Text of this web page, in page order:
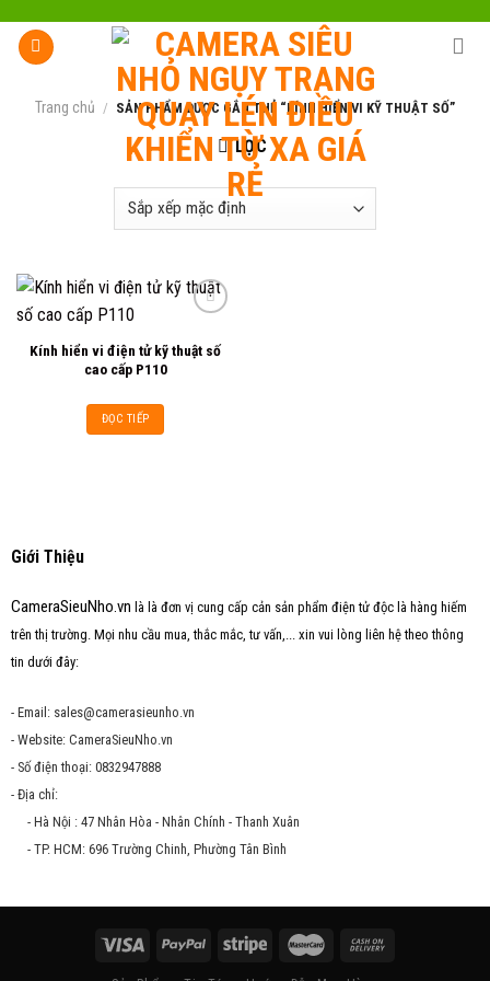
content
Trang chủ / SẢN PHẨM ĐƯỢC GẮN THẺ “KÍNH HIỂN VI KỸ THUẬT SỐ”
LỌC
Kính hiển vi điện tử kỹ thuật số
cao cấp P110
ĐỌC TIẾP
Giới Thiệu
CameraSieuNho.vn là là đơn vị cung cấp cản sản phẩm điện tử độc là hàng hiếm
trên thị trường. Mọi nhu cầu mua, thắc mắc, tư vấn,... xin vui lòng liên hệ theo thông
tin dưới đây:
- Email: sales@camerasieunho.vn
- Website: CameraSieuNho.vn
- Số điện thoại: 0832947888
- Địa chỉ:
- Hà Nội : 47 Nhân Hòa - Nhân Chính - Thanh Xuân
- TP. HCM: 696 Trường Chinh, Phường Tân Bình